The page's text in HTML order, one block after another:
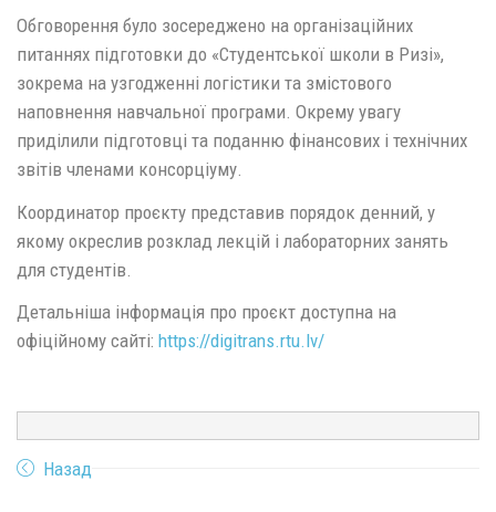
Обговорення було зосереджено на організаційних
питаннях підготовки до «Студентської школи в Ризі»,
зокрема на узгодженні логістики та змістового
наповнення навчальної програми. Окрему увагу
приділили підготовці та поданню фінансових і технічних
звітів членами консорціуму.
Координатор проєкту представив порядок денний, у
якому окреслив розклад лекцій і лабораторних занять
для студентів.
Детальніша інформація про проєкт доступна на
офіційному сайті: https://digitrans.rtu.lv/
Назад